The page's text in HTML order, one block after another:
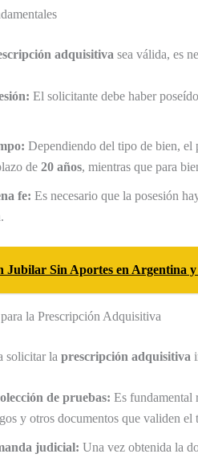
adquisitiva sea válida, es
El solicitante debe haber
Dependiendo del tipo de bien, el
de 20 años, mientras que para
fe: Es necesario que la posesión
Jubilar Sin Aportes en Argentina y
la Prescripción Adquisitiva
solicitar la prescripción adquisitiva
de pruebas: Es fundamental
y otros documentos que validen
judicial: Una vez obtenida la